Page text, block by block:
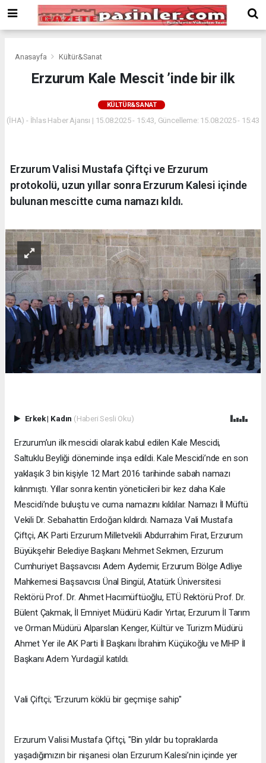
Bonusu
Veren
deneme
bonus
Bonus
Siteler
Anasayfa Kültür&Sanat
Erzurum Kale Mescit ’inde bir ilk
KÜLTÜR&SANAT
(İHA) - İhlas Haber Ajansı | 15.08.2025 - 15:43, Güncelleme: 15.08.2025 - 15:43
Erzurum Valisi Mustafa Çiftçi ve Erzurum
protokolü, uzun yıllar sonra Erzurum Kalesi içinde
bulunan mescitte cuma namazı kıldı.
Erkek| Kadın (Haberi Sesli Oku)
Erzurum’un ilk mescidi olarak kabul edilen Kale Mescidi,
Saltuklu Beyliği döneminde inşa edildi. Kale Mescidi’nde en son
yaklaşık 3 bin kişiyle 12 Mart 2016 tarihinde sabah namazı
kılınmıştı. Yıllar sonra kentin yöneticileri bir kez daha Kale
Mescidi’nde buluştu ve cuma namazını kıldılar. Namazı İl Müftü
Vekili Dr. Sebahattin Erdoğan kıldırdı. Namaza Vali Mustafa
Çiftçi, AK Parti Erzurum Milletvekili Abdurrahim Fırat, Erzurum
Büyükşehir Belediye Başkanı Mehmet Sekmen, Erzurum
Cumhuriyet Başsavcısı Adem Aydemir, Erzurum Bölge Adliye
Mahkemesi Başsavcısı Ünal Bingül, Atatürk Üniversitesi
Rektörü Prof. Dr. Ahmet Hacımüftüoğlu, ETÜ Rektörü Prof. Dr.
Bülent Çakmak, İl Emniyet Müdürü Kadir Yırtar, Erzurum İl Tarım
ve Orman Müdürü Alparslan Kenger, Kültür ve Turizm Müdürü
Ahmet Yer ile AK Parti İl Başkanı İbrahim Küçükoğlu ve MHP İl
Başkanı Adem Yurdagül katıldı.
Vali Çiftçi; "Erzurum köklü bir geçmişe sahip"
Erzurum Valisi Mustafa Çiftçi, "Bin yıldır bu topraklarda
yaşadığımızın bir nişanesi olan Erzurum Kalesi’nin içinde yer